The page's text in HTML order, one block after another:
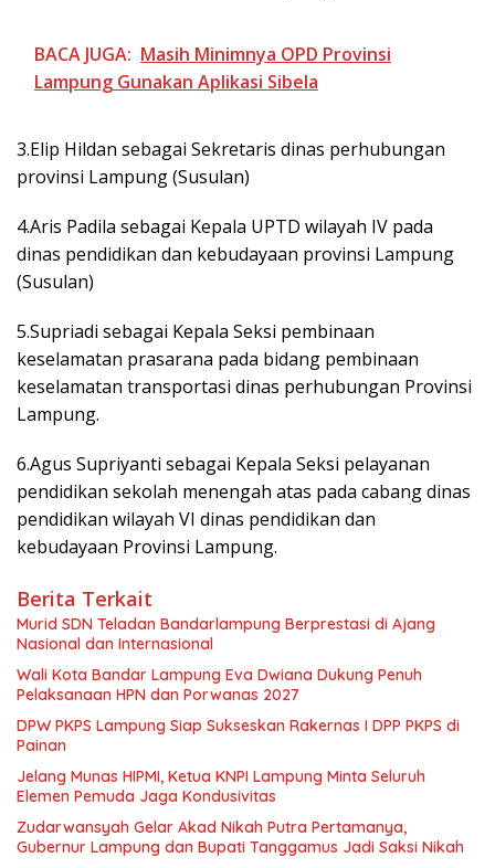
BACA JUGA: Masih Minimnya OPD Provinsi
Lampung Gunakan Aplikasi Sibela
3.Elip Hildan sebagai Sekretaris dinas perhubungan
provinsi Lampung (Susulan)
4.Aris Padila sebagai Kepala UPTD wilayah IV pada
dinas pendidikan dan kebudayaan provinsi Lampung
(Susulan)
5.Supriadi sebagai Kepala Seksi pembinaan
keselamatan prasarana pada bidang pembinaan
keselamatan transportasi dinas perhubungan Provinsi
Lampung.
6.Agus Supriyanti sebagai Kepala Seksi pelayanan
pendidikan sekolah menengah atas pada cabang dinas
pendidikan wilayah VI dinas pendidikan dan
kebudayaan Provinsi Lampung.
Berita Terkait
Murid SDN Teladan Bandarlampung Berprestasi di Ajang
Nasional dan Internasional
Wali Kota Bandar Lampung Eva Dwiana Dukung Penuh
Pelaksanaan HPN dan Porwanas 2027
DPW PKPS Lampung Siap Sukseskan Rakernas I DPP PKPS di
Painan
Jelang Munas HIPMI, Ketua KNPI Lampung Minta Seluruh
Elemen Pemuda Jaga Kondusivitas
Zudarwansyah Gelar Akad Nikah Putra Pertamanya,
Gubernur Lampung dan Bupati Tanggamus Jadi Saksi Nikah